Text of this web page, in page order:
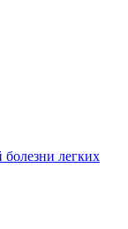
легких